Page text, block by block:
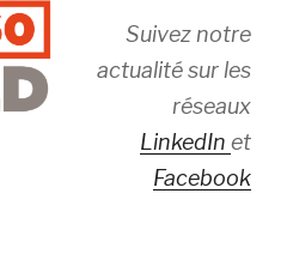
Suivez notre
actualité sur les
réseaux
LinkedIn et
Facebook